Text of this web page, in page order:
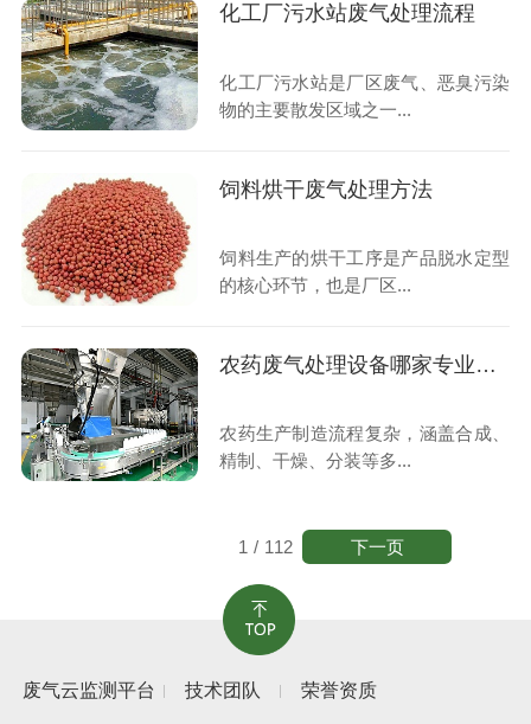
化工厂污水站废气处理流程
化工厂污水站是厂区废气、恶臭污染
物的主要散发区域之一...
饲料烘干废气处理方法
饲料生产的烘干工序是产品脱水定型
的核心环节，也是厂区...
农药废气处理设备哪家专业靠谱
农药生产制造流程复杂，涵盖合成、
精制、干燥、分装等多...
1 / 112 下一页
废气云监测平台 技术团队 荣誉资质